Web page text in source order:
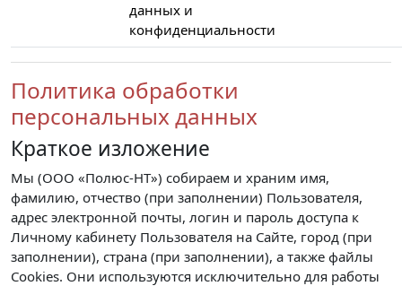
данных и
конфиденциальности
Политика обработки
персональных данных
Краткое изложение
Мы (ООО «Полюс-НТ») собираем и храним имя,
фамилию, отчество (при заполнении) Пользователя,
адрес электронной почты, логин и пароль доступа к
Личному кабинету Пользователя на Сайте, город (при
заполнении), страна (при заполнении), а также файлы
Cookies. Они используются исключительно для работы